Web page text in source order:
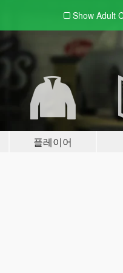
Show Adult
플레이어